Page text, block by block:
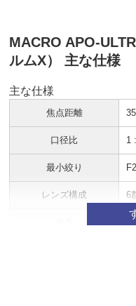
MACRO APO-
ルムX） 主な仕様
主な仕様
焦点距離
口径比 1
最小絞り
レンズ構成 6